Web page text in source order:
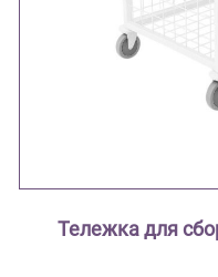
Тележка для